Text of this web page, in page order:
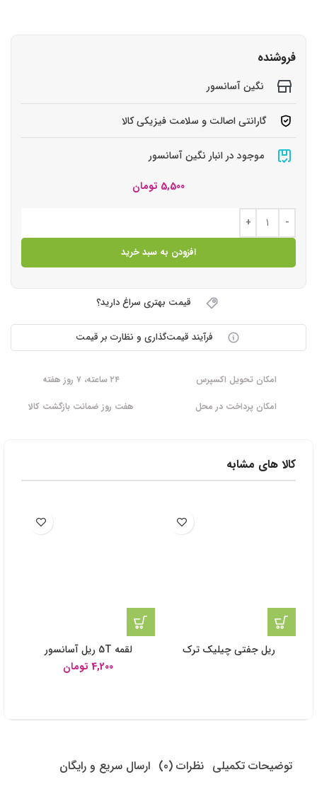
فروشنده
نگین آسانسور
گارانتی اصالت و سلامت فیزیکی کالا
موجود در انبار نگین آسانسور
5,500 تومان
افزودن به سبد خرید
قیمت بهتری سراغ دارید؟
فرآیند قیمت‌گذاری و نظارت بر قیمت
امکان تحویل اکسپرس
۲۴ ساعته، ۷ روز هفته
امکان پرداخت در محل
هفت روز ضمانت بازگشت کالا
کالا های مشابه
ریل جفتی چیلیک ترک
لقمه 5T ریل آسانسور
4,200 تومان
توضیحات تکمیلی نظرات (0) ارسال سریع و رایگان